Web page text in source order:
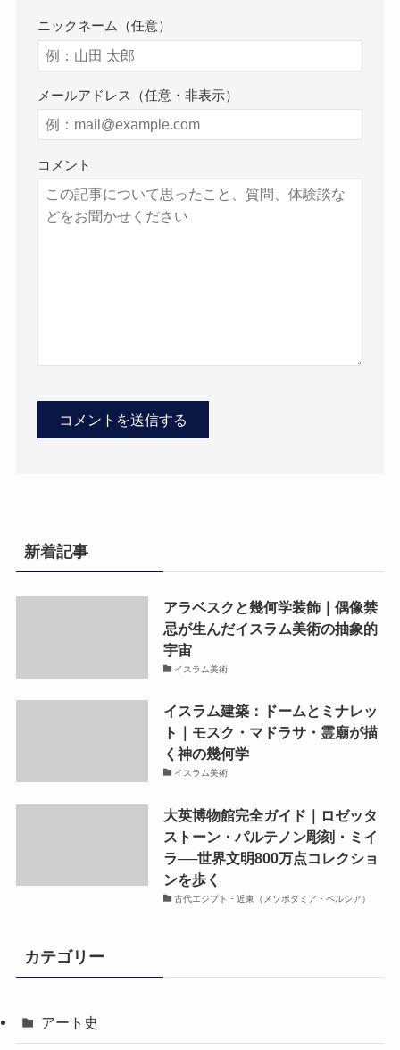
ニックネーム（任意）
メールアドレス（任意・非表示）
コメント
新着記事
アラベスクと幾何学装飾｜偶像禁
忌が生んだイスラム美術の抽象的
宇宙
イスラム美術
イスラム建築：ドームとミナレッ
ト｜モスク・マドラサ・霊廟が描
く神の幾何学
イスラム美術
大英博物館完全ガイド｜ロゼッタ
ストーン・パルテノン彫刻・ミイ
ラ──世界文明800万点コレクショ
ンを歩く
古代エジプト・近東（メソポタミア・ペルシア）
カテゴリー
アート史